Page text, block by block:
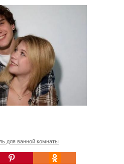
для ванной комнаты